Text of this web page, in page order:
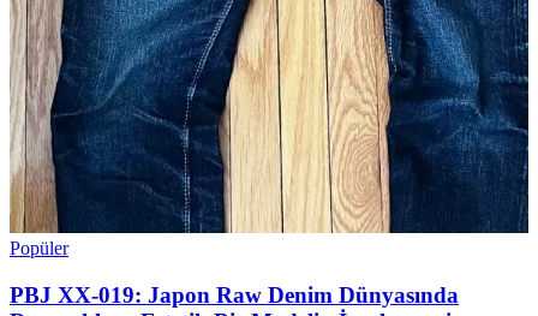
Popüler
PBJ XX-019: Japon Raw Denim Dünyasında